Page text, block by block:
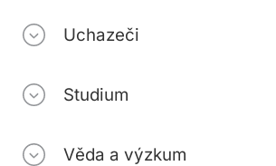
Uchazeči
Studium
Věda a výzkum